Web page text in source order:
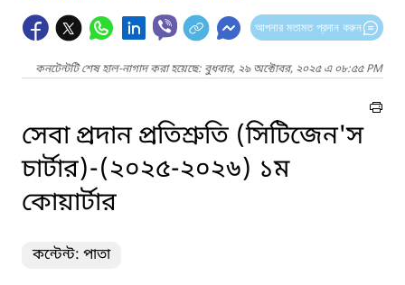
আপনার মতামত প্রদান করুন
কনটেন্টটি শেষ হাল-নাগাদ করা হয়েছে: বুধবার, ২৯ অক্টোবর, ২০২৫ এ ০৮:৫৫ PM
সেবা প্রদান প্রতিশ্রুতি (সিটিজেন'স
চার্টার)-(২০২৫-২০২৬) ১ম
কোয়ার্টার
কন্টেন্ট: পাতা